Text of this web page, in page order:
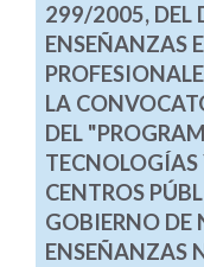
299/2005, DEL
ENSEÑANZAS
LA
DEL
CENTROS
GOBIERNO DE
ENSEÑANZAS